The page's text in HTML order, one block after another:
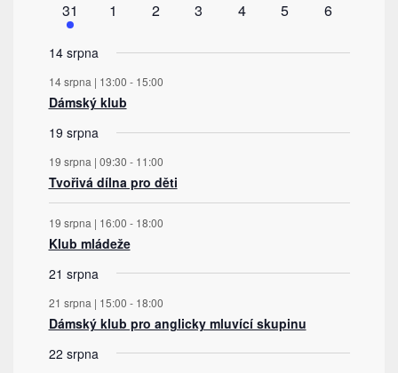
1
akce
31
0
1
0
2
0
3
0
4
0
5
0
6
14 srpna
14 srpna | 13:00 - 15:00
Dámský klub
19 srpna
19 srpna | 09:30 - 11:00
Tvořivá dílna pro děti
19 srpna | 16:00 - 18:00
Klub mládeže
21 srpna
21 srpna | 15:00 - 18:00
Dámský klub pro anglicky mluvící skupinu
22 srpna